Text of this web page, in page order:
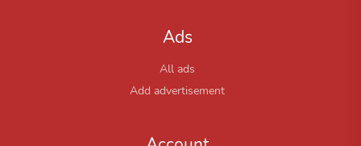
Ads
All ads
Add advertisement